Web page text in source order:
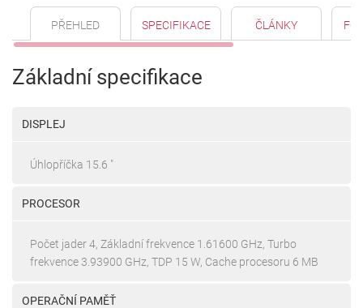
PŘEHLED SPECIFIKACE ČLÁNKY
Základní specifikace
DISPLEJ
Úhlopříčka 15.6 "
PROCESOR
Počet jader 4, Základní frekvence 1.61600 GHz, Turbo
frekvence 3.93900 GHz, TDP 15 W, Cache procesoru 6 MB
OPERAČNÍ PAMĚŤ